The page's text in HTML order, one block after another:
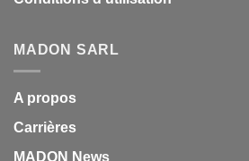
MADON SARL
A propos
Carrières
MADON News